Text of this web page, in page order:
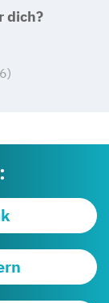
dich?
)